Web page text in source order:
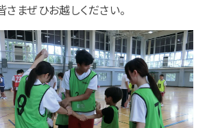
まぜひお越しください。